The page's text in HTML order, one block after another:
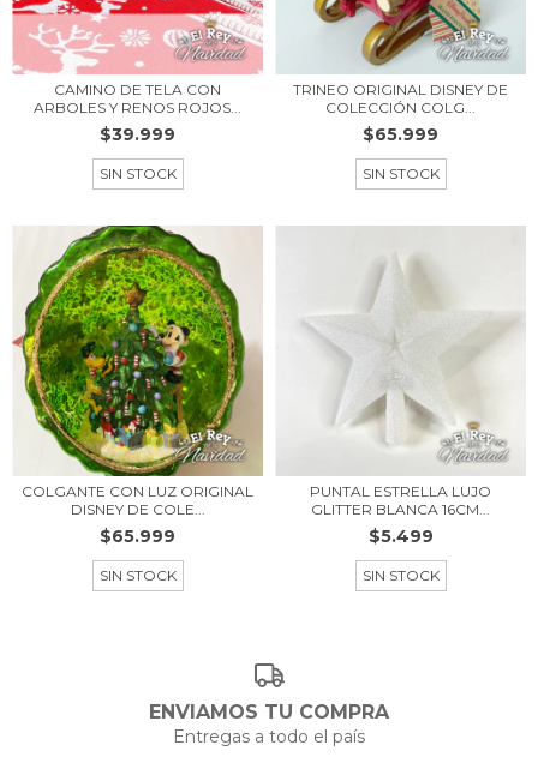
CAMINO DE TELA CON
ARBOLES Y RENOS ROJOS...
$39.999
SIN STOCK
TRINEO ORIGINAL DISNEY DE
COLECCIÓN COLG...
$65.999
SIN STOCK
COLGANTE CON LUZ ORIGINAL
DISNEY DE COLE...
$65.999
SIN STOCK
PUNTAL ESTRELLA LUJO
GLITTER BLANCA 16CM...
$5.499
SIN STOCK
ENVIAMOS TU COMPRA
Entregas a todo el país